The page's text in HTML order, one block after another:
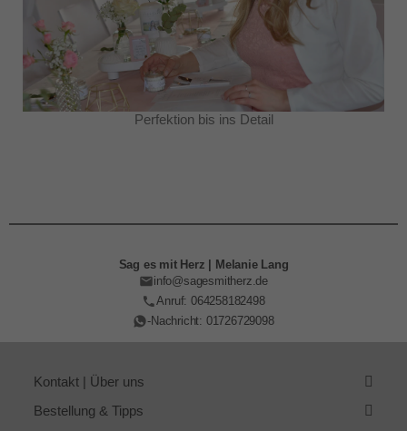
Perfektion bis ins Detail
Sag es mit Herz | Melanie Lang
info@sagesmitherz.de
Anruf: 064258182498
-Nachricht: 01726729098
Kontakt | Über uns
Bestellung & Tipps